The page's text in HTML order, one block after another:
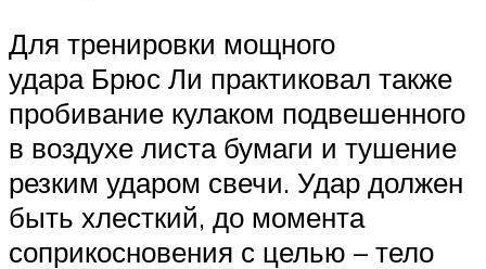
Для тренировки мощного
удара Брюс Ли практиковал также
пробивание кулаком подвешенного
в воздухе листа бумаги и тушение
резким ударом свечи. Удар должен
быть хлесткий, до момента
соприкосновения с целью – тело